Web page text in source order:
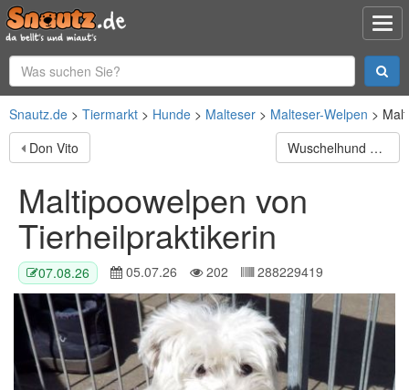
Snautz.de Tiermarkt Hunde Malteser Malteser-Welpen
Don Vito
Wuschelhund Julius bereit für eigenes Zuhause
Maltipoowelpen von
Tierheilpraktikerin
07.08.26 05.07.26 202 288229419